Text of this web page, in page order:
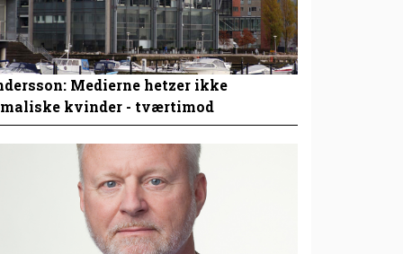
Medierne hetzer ikke
kvinder - tværtimod